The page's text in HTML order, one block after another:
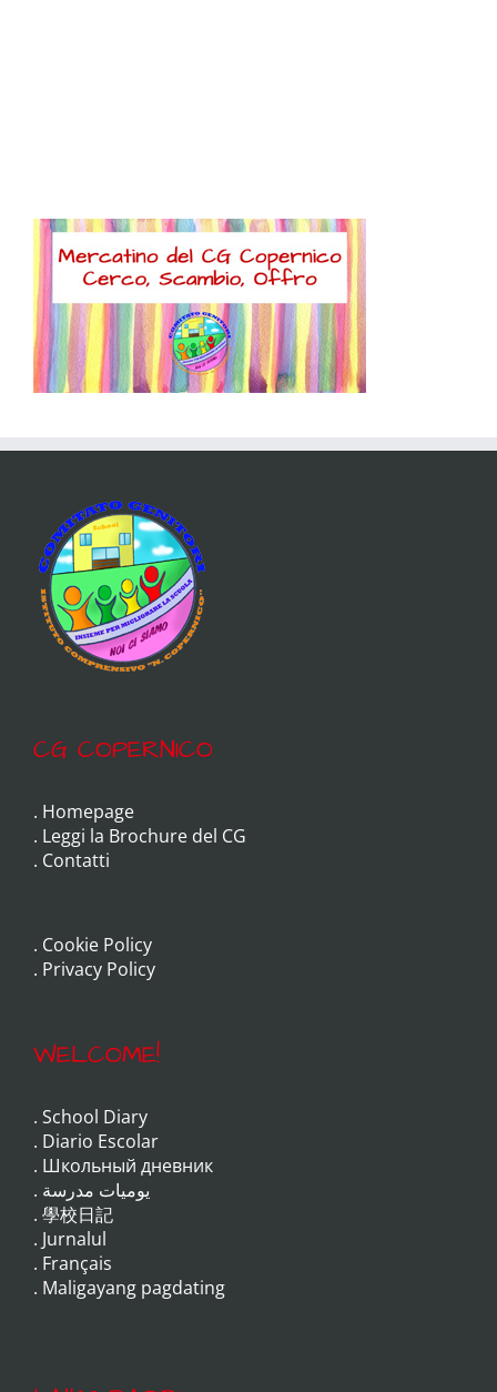
CG COPERNICO
. Homepage
. Leggi la Brochure del CG
. Contatti
. Cookie Policy
. Privacy Policy
WELCOME!
. School Diary
. Diario Escolar
. Школьный дневник
. يوميات مدرسة
. 學校日記
. Jurnalul
. Français
. Maligayang pagdating